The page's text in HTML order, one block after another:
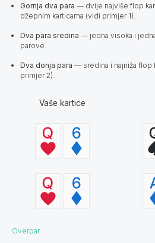
Gornja dva para — dvije najviše flop
džepnim karticama (vidi primjer 1).
Dva para sredina — jedna visoka i
parove.
Dva donja para — sredina i najniža flop
primjer 2).
Vaše kartice
Overpar